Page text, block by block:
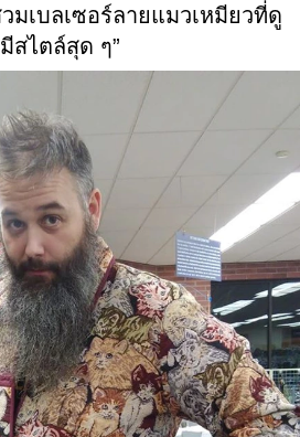
มเบลเซอร์ลายแมวเหมียวที่ดู
สไตล์สุด ๆ”